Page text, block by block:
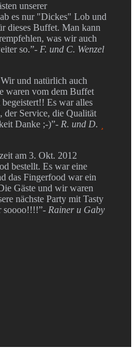
unserer
es nur "Dickes" Lob und
dieses Buffet. Man kann
was wir auch
so.”- F. und C. Wenzel
und natürlich auch
waren vom dem Buffet
Es war alles
der Service, die Qualität
Danke ;-)”- R. und D.
am 3. Okt. 2012
bestellt. Es war eine
das Fingerfood war ein
Gäste und wir waren
nächste Party mit Tasty
soooo!!!!”- Rainer u Gaby